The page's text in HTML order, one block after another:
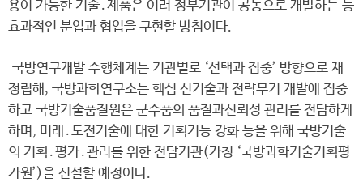
용이 가능한 기술․제품은 여러 정부기관이 공동으로 개발하는 등
효과적인 분업과 협업을 구현할 방침이다.
국방연구개발 수행체계는 기관별로 ‘선택과 집중’ 방향으로 재
정립해, 국방과학연구소는 핵심 신기술과 전략무기 개발에 집중
하고 국방기술품질원은 군수품의 품질과신뢰성 관리를 전담하게
하며, 미래․도전기술에 대한 기획기능 강화 등을 위해 국방기술
의 기획․평가․관리를 위한 전담기관(가칭 ‘국방과학기술기획평
가원’)을 신설할 예정이다.